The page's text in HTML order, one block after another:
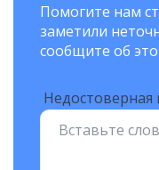
Помогите нам
заметили
сообщите об